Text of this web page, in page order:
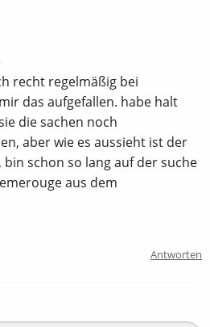
recht regelmäßig bei
das aufgefallen. habe halt
die sachen noch
aber wie es aussieht ist der
schon so lang auf der suche
aus dem
Antworten